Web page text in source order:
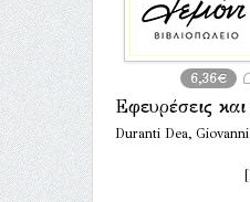
6,36€
Εφευρέσεις
Duranti Dea, Giovanni